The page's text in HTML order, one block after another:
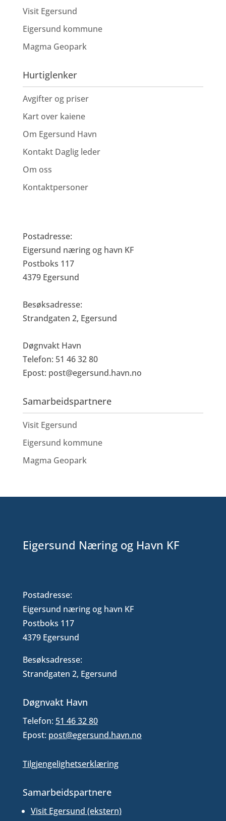
Visit Egersund
Eigersund kommune
Magma Geopark
Hurtiglenker
Avgifter og priser
Kart over kaiene
Om Egersund Havn
Kontakt Daglig leder
Om oss
Kontaktpersoner
Postadresse:
Eigersund næring og havn KF
Postboks 117
4379 Egersund
Besøksadresse:
Strandgaten 2, Egersund
Døgnvakt Havn
Telefon: 51 46 32 80
Epost: post@egersund.havn.no
Samarbeidspartnere
Visit Egersund
Eigersund kommune
Magma Geopark
Eigersund Næring og Havn KF
Postadresse:
Eigersund næring og havn KF
Postboks 117
4379 Egersund
Besøksadresse:
Strandgaten 2, Egersund
Døgnvakt Havn
Telefon: 51 46 32 80
Epost: post@egersund.havn.no
Tilgjengelighetserklæring
Samarbeidspartnere
Visit Egersund (ekstern)